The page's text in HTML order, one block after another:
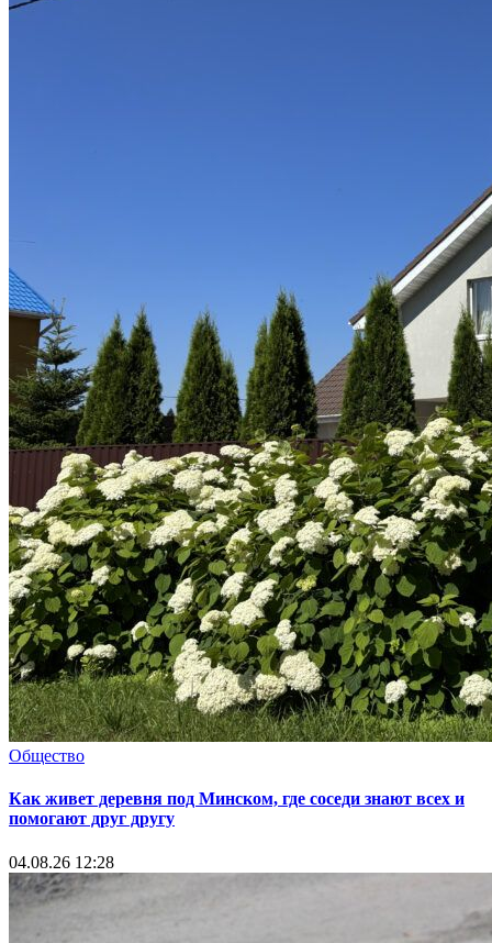
Общество
Как живет деревня под Минском, где соседи знают всех и
помогают друг другу
04.08.26 12:28